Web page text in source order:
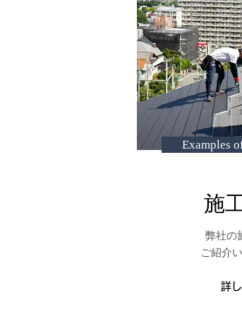
Examples
施
弊社の
ご紹介
詳